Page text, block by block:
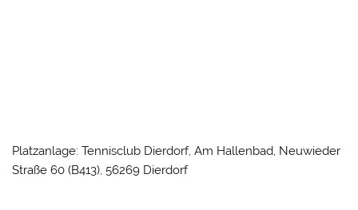
Platzanlage: Tennisclub Dierdorf, Am Hallenbad, Neuwieder
Straße 60 (B413), 56269 Dierdorf